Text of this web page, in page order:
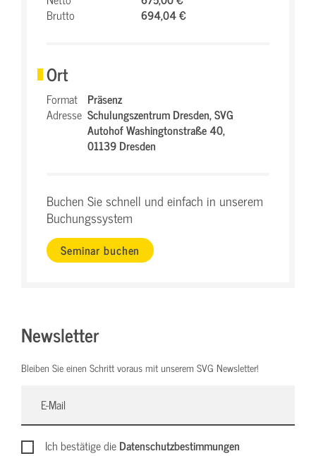
Brutto
694,04 €
Ort
Format Präsenz
Adresse Schulungszentrum Dresden,SVG
Autohof Washingtonstraße 40,
01139 Dresden
Buchen Sie schnell und einfach in unserem
Buchungssystem
Seminar buchen
Newsletter
Bleiben Sie einen Schritt voraus mit unserem SVG Newsletter!
Ich bestätige dieDatenschutzbestimmungen